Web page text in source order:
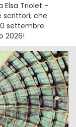
Elsa Triolet –
scrittori, che
settembre
2026!